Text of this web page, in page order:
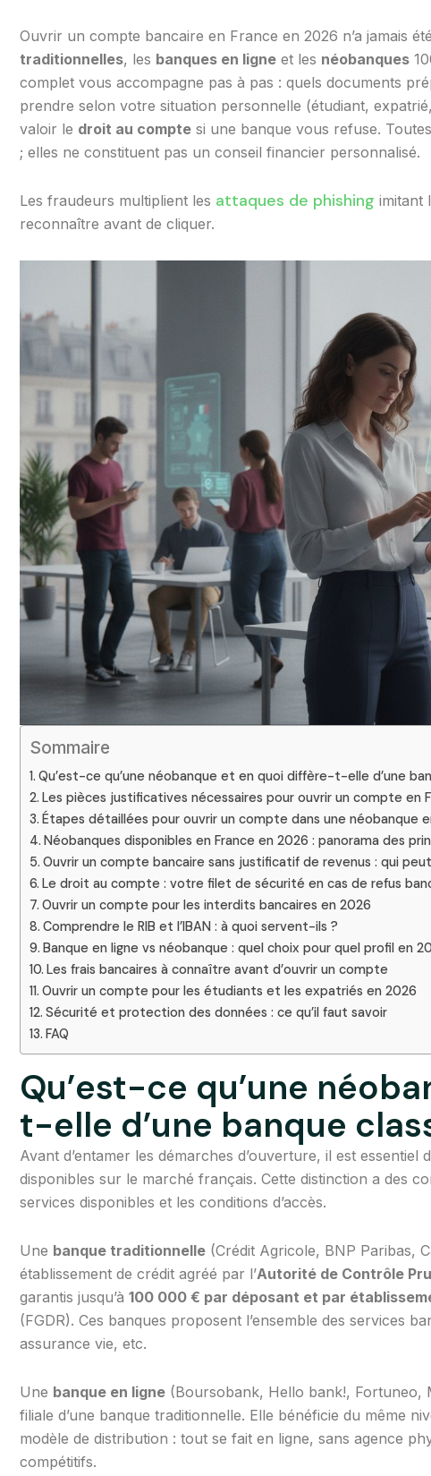
Ouvrir un compte bancaire en France en 2026 n’a jamais
traditionnelles, les banques en ligne et les néobanques
complet vous accompagne pas à pas : quels documents
prendre selon votre situation personnelle (étudiant,
valoir le droit au compte si une banque vous refuse.
; elles ne constituent pas un conseil financier personnalisé.
Les fraudeurs multiplient les attaques de phishing imitant
reconnaître avant de cliquer.
Sommaire
Qu’est-ce qu’une néobanque et en quoi diffère-t-elle d’une
Les pièces justificatives nécessaires pour ouvrir un compte en
Étapes détaillées pour ouvrir un compte dans une néobanque
Néobanques disponibles en France en 2026 : panorama des
Ouvrir un compte bancaire sans justificatif de revenus : qui
Le droit au compte : votre filet de sécurité en cas de refus
Ouvrir un compte pour les interdits bancaires en 2026
Comprendre le RIB et l’IBAN : à quoi servent-ils ?
Banque en ligne vs néobanque : quel choix pour quel profil en
Les frais bancaires à connaître avant d’ouvrir un compte
Ouvrir un compte pour les étudiants et les expatriés en 2026
Sécurité et protection des données : ce qu’il faut savoir
FAQ
Qu’est-ce qu’une
t-elle d’une banque
Avant d’entamer les démarches d’ouverture, il est essentiel
disponibles sur le marché français. Cette distinction a des
services disponibles et les conditions d’accès.
Une banque traditionnelle (Crédit Agricole, BNP Paribas,
établissement de crédit agréé par l’Autorité de Contrôle
garantis jusqu’à 100 000 € par déposant et par
(FGDR). Ces banques proposent l’ensemble des services
assurance vie, etc.
Une banque en ligne (Boursobank, Hello bank!, Fortuneo,
filiale d’une banque traditionnelle. Elle bénéficie du même
modèle de distribution : tout se fait en ligne, sans agence
compétitifs.